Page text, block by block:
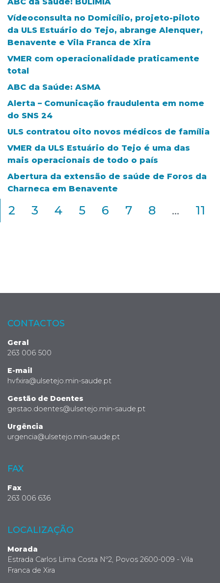
Vídeoconsulta no Domicílio, projeto-piloto
da ULS Estuário do Tejo, abrange Alenquer,
Benavente e Vila Franca de Xira
VMER com operacionalidade praticamente
total
ABC da Saúde: ASMA
Alerta – Comunicação fraudulenta em nome
do SNS 24
ULS contratou oito novos médicos de família
VMER da ULS Estuário do Tejo é uma das
mais operacionais de todo o país
Abertura da extensão de saúde de Foros da
Charneca em Benavente
2 3 4 5 6 7 8 ... 11
CONTACTOS
Geral
263 006 500
E-mail
hvfxira@ulsetejo.min-saude.pt
Gestão de Doentes
gestao.doentes@ulsetejo.min-saude.pt
Urgência
urgencia@ulsetejo.min-saude.pt
FAX
Fax
263 006 636
LOCALIZAÇÃO
Morada
Estrada Carlos Lima Costa Nº2, Povos 2600-009 - Vila
Franca de Xira